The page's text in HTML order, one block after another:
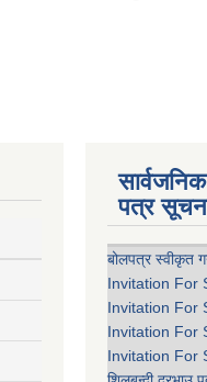
पत्र
बोलपत्र स्वीकृत
Invitation For
Invitation For
Invitation For
Invitation For